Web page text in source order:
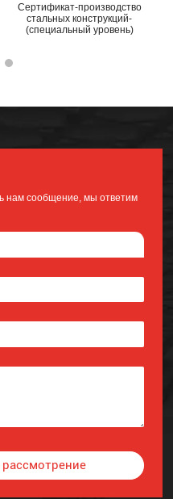
Сертификат-производство
стальных конструкций-
(специальный уровень)
нам сообщение, мы ответим